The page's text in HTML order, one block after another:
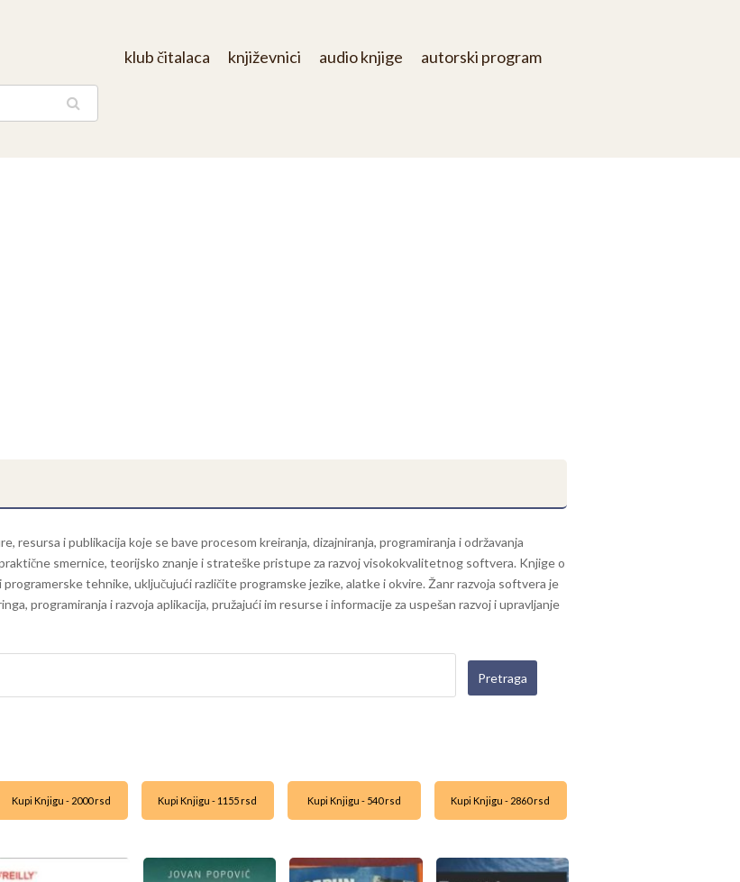
klub čitalaca književnici audio knjige autorski program
resursa i publikacija koje se bave procesom kreiranja, dizajniranja, programiranja i održavanja
smernice, teorijsko znanje i strateške pristupe za razvoj visokokvalitetnog softvera. Knjige o
tehnike, uključujući različite programske jezike, alatke i okvire. Žanr razvoja softvera je
programiranja i razvoja aplikacija, pružajući im resurse i informacije za uspešan razvoj i upravljanje
Kupi Knjigu - 2000 rsd Kupi Knjigu - 1155 rsd Kupi Knjigu - 540 rsd Kupi Knjigu - 2860 rsd